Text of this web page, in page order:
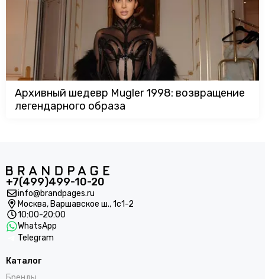
Архивный шедевр Mugler 1998: возвращение
легендарного образа
+7(499)499-10-20
info@brandpages.ru
Москва, Варшавское ш., 1с1-2
10:00-20:00
WhatsApp
Telegram
Каталог